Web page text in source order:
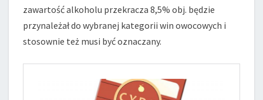
zawartość alkoholu przekracza 8,5% obj. będzie
przynależał do wybranej kategorii win owocowych i
stosownie też musi być oznaczany.